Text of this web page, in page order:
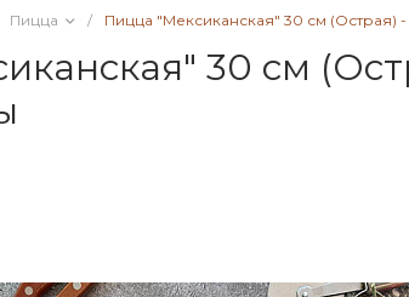
Пицца / Пицца "Мексиканская" 30 см (Острая)
30 см